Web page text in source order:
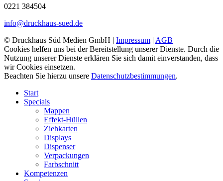
0221 384504
info@druckhaus-sued.de
© Druckhaus Süd Medien GmbH | Impressum | AGB
Cookies helfen uns bei der Bereitstellung unserer Dienste. Durch die
Nutzung unserer Dienste erklären Sie sich damit einverstanden, dass
wir Cookies einsetzen.
Beachten Sie hierzu unsere Datenschutzbestimmungen.
Close
Menu
Start
Specials
Mappen
Effekt-Hüllen
Ziehkarten
Displays
Dispenser
Verpackungen
Farbschnitt
Kompetenzen